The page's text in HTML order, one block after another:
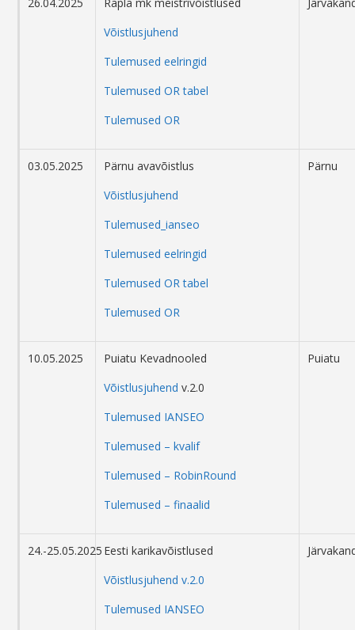
26.04.2025
Rapla mk meistrivõistlused
Võistlusjuhend
Tulemused eelringid
Tulemused OR tabel
Tulemused OR
03.05.2025
Pärnu avavõistlus
Võistlusjuhend
Tulemused_ianseo
Tulemused eelringid
Tulemused OR tabel
Tulemused OR
Pärnu
10.05.2025
Puiatu Kevadnooled
Võistlusjuhend v.2.0
Tulemused IANSEO
Tulemused – kvalif
Tulemused – RobinRound
Tulemused – finaalid
Puiatu
24.-25.05.2025 Eesti karikavõistlused
Võistlusjuhend v.2.0
Tulemused IANSEO